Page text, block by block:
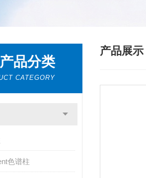
产品分类
CATEGORY
色谱柱
产品展示